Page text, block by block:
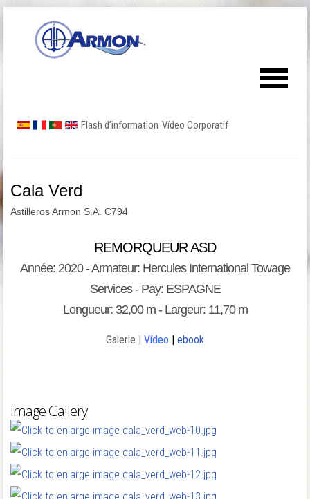
Flash d’information Vídeo Corporatif
Cala Verd
Astilleros Armon S.A. C794
REMORQUEUR ASD
Année: 2020 - Armateur: Hercules International Towage
Services - Pay: ESPAGNE
Longueur: 32,00 m - Largeur: 11,70 m
Galerie | Vídeo | ebook
Image Gallery